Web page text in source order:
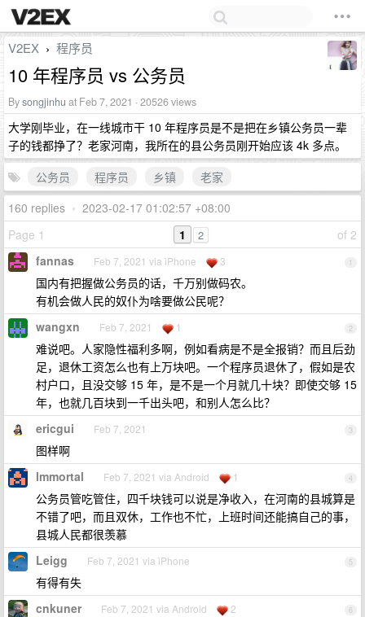
V2EX › 程序员
10 年程序员 vs 公务员
Bysongjinhu at Feb 7, 2021 · 20526 views
大学刚毕业，在一线城市干 10 年程序员是不是把在乡镇公务员一辈
子的钱都挣了？老家河南，我所在的县公务员刚开始应该 4k 多点。
公务员
程序员 乡镇
老家
160 replies • 2023-02-17 01:02:57 +08:00
Page 1
of 2
1 2
1
fannas Feb 7, 2021 via iPhone 3
国内有把握做公务员的话，千万别做码农。
有机会做人民的奴仆为啥要做公民呢？
2
wangxn Feb 7, 2021 1
难说吧。人家隐性福利多啊，例如看病是不是全报销？而且后劲
足，退休工资怎么也有上万块吧。一个程序员退休了，假如是农
村户口，且没交够 15 年，是不是一个月就几十块？即使交够 15
年，也就几百块到一千出头吧，和别人怎么比？
3
ericgui Feb 7, 2021
图样啊
4
lmmortal Feb 7, 2021 via Android 1
公务员管吃管住，四千块钱可以说是净收入，在河南的县城算是
不错了吧，而且双休，工作也不忙，上班时间还能搞自己的事，
县城人民都很羡慕
5
Leigg Feb 7, 2021 via iPhone
有得有失
6
cnkuner Feb 7, 2021 via Android 2